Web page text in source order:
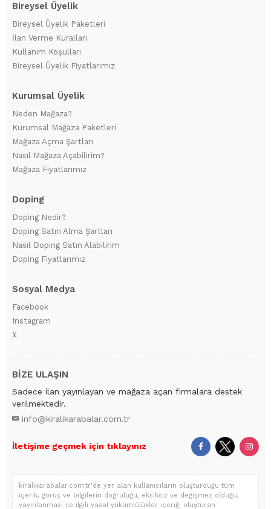
Bireysel Üyelik
Bireysel Üyelik Paketleri
İlan Verme Kuralları
Kullanım Koşulları
Bireysel Üyelik Fiyatlarımız
Kurumsal Üyelik
Neden Mağaza?
Kurumsal Mağaza Paketleri
Mağaza Açma Şartları
Nasıl Mağaza Açabilirim?
Mağaza Fiyatlarımız
Doping
Doping Nedir?
Doping Satın Alma Şartları
Nasıl Doping Satın Alabilirim
Doping Fiyatlarımız
Sosyal Medya
Facebook
Instagram
X
BİZE ULAŞIN
Sadece ilan yayınlayan ve mağaza açan firmalara destek
verilmektedir.
info@kiralikarabalar.com.tr
İletişime geçmek için tıklayınız
kiralikarabalar.com.tr'de yer alan kullanıcıların oluşturduğu tüm
içerik, görüş ve bilgilerin doğruluğu, eksiksiz ve değişmez olduğu,
yayınlanması ile ilgili yasal yükümlülükler içeriği oluşturan